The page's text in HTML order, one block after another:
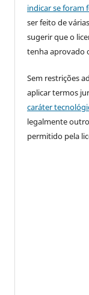
indicar se foram
ser feito de
sugerir que o
tenha aprovado
Sem restrições
aplicar termos
caráter
legalmente
permitido pela